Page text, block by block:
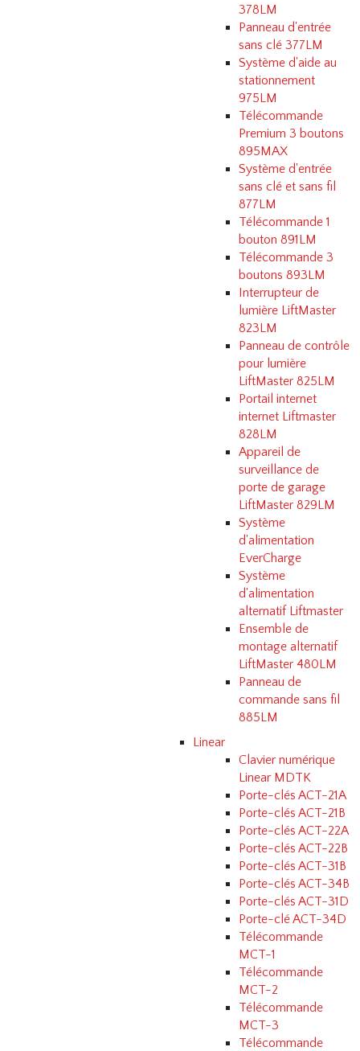
378LM
Panneau d'entrée
sans clé 377LM
Système d'aide au
stationnement
975LM
Télécommande
Premium 3 boutons
895MAX
Système d'entrée
sans clé et sans fil
877LM
Télécommande 1
bouton 891LM
Télécommande 3
boutons 893LM
Interrupteur de
lumière LiftMaster
823LM
Panneau de contrôle
pour lumière
LiftMaster 825LM
Portail internet
internet Liftmaster
828LM
Appareil de
surveillance de
porte de garage
LiftMaster 829LM
Système
d'alimentation
EverCharge
Système
d'alimentation
alternatif Liftmaster
Ensemble de
montage alternatif
LiftMaster 480LM
Panneau de
commande sans fil
885LM
Linear
Clavier numérique
Linear MDTK
Porte-clés ACT-21A
Porte-clés ACT-21B
Porte-clés ACT-22A
Porte-clés ACT-22B
Porte-clés ACT-31B
Porte-clés ACT-34B
Porte-clés ACT-31D
Porte-clé ACT-34D
Télécommande
MCT-1
Télécommande
MCT-2
Télécommande
MCT-3
Télécommande